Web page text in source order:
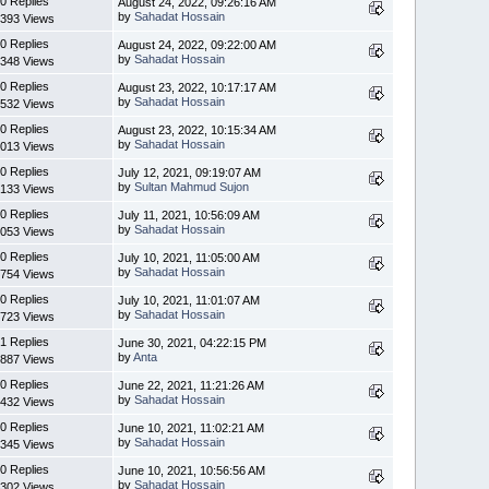
Views
bySahadat Hossain
0 Replies
Views
August 24, 2022, 09:22:00 AM
bySahadat Hossain
0 Replies
Views
August 23, 2022, 10:17:17 AM
bySahadat Hossain
0 Replies
Views
August 23, 2022, 10:15:34 AM
bySahadat Hossain
0 Replies
Views
July 12, 2021, 09:19:07 AM
bySultan Mahmud Sujon
0 Replies
Views
July 11, 2021, 10:56:09 AM
bySahadat Hossain
0 Replies
Views
July 10, 2021, 11:05:00 AM
bySahadat Hossain
0 Replies
Views
July 10, 2021, 11:01:07 AM
bySahadat Hossain
1 Replies
Views
June 30, 2021, 04:22:15 PM
byAnta
0 Replies
Views
June 22, 2021, 11:21:26 AM
bySahadat Hossain
0 Replies
Views
June 10, 2021, 11:02:21 AM
bySahadat Hossain
0 Replies
June 10, 2021, 10:56:56 AM
bySahadat Hossain